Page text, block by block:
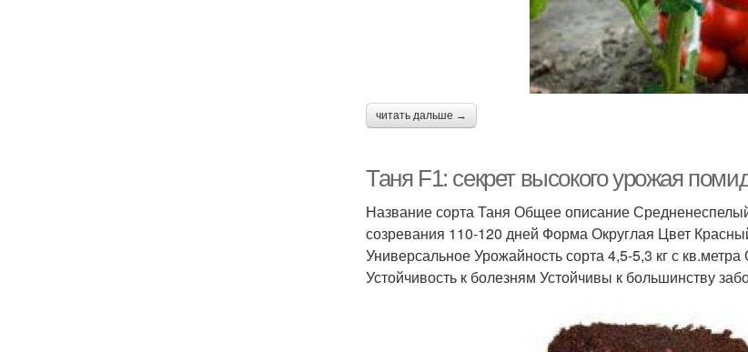
читать дальше →
Таня F1: секрет высокого урожая
Название сорта Таня Общее описание
созревания 110-120 дней Форма Округлая Цвет
Универсальное Урожайность сорта 4,5-5,3 кг с
Устойчивость к болезням Устойчивы к большинству